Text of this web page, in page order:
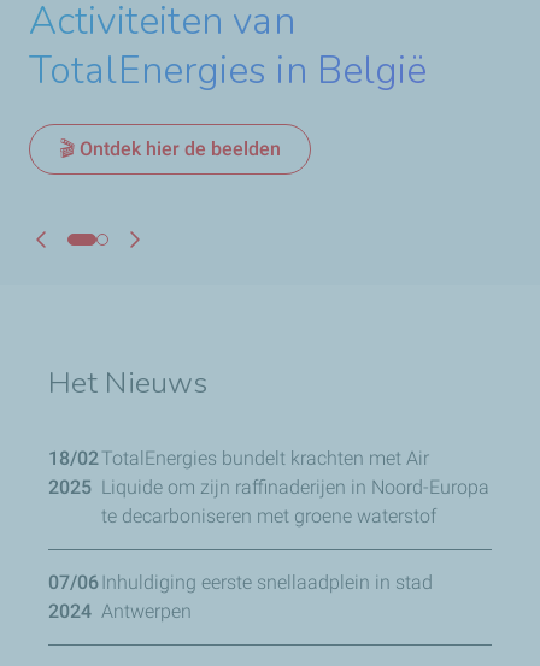
Activiteiten van
TotalEnergies in België
🎬 Ontdek hier de beelden
Antwerpen
Meer info
Het Nieuws
18/02
2025
TotalEnergies bundelt krachten met Air
Liquide om zijn raffinaderijen in Noord-Europa
te decarboniseren met groene waterstof
07/06
2024
Inhuldiging eerste snellaadplein in stad
Antwerpen